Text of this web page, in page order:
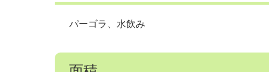
パーゴラ、水飲み